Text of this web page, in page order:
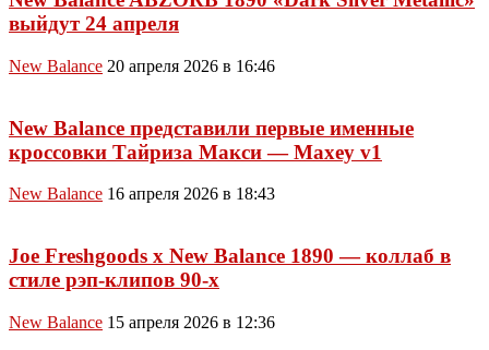
выйдут 24 апреля
New Balance 20 апреля 2026 в 16:46
New Balance представили первые именные
кроссовки Тайриза Макси — Maxey v1
New Balance 16 апреля 2026 в 18:43
Joe Freshgoods x New Balance 1890 — коллаб в
стиле рэп-клипов 90-х
New Balance 15 апреля 2026 в 12:36